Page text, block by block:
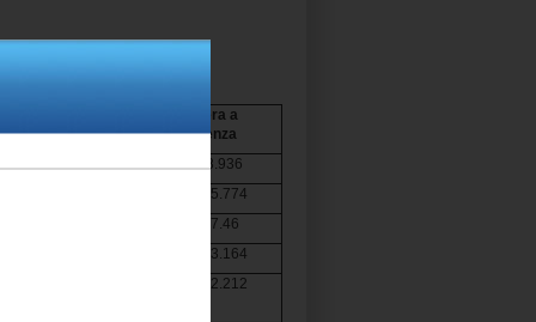
Coupon
Barriera a
Scadenza
USD 57.092
USD 48.936
USD 105.774
EUR 17.46
USD 253.164
USD 322.212